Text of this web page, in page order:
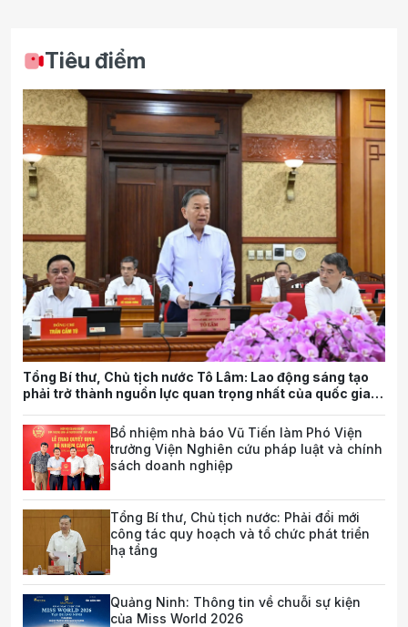
Tiêu điểm
Tổng Bí thư, Chủ tịch nước Tô Lâm: Lao động sáng tạo
phải trở thành nguồn lực quan trọng nhất của quốc gia
Bổ nhiệm nhà báo Vũ Tiến làm Phó Viện
trưởng Viện Nghiên cứu pháp luật và chính
sách doanh nghiệp
Tổng Bí thư, Chủ tịch nước: Phải đổi mới
công tác quy hoạch và tổ chức phát triển
hạ tầng
Quảng Ninh: Thông tin về chuỗi sự kiện
của Miss World 2026